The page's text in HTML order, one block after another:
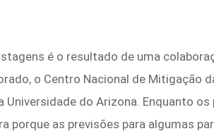
é o resultado de uma
o Centro Nacional de Mitigação
Universidade do Arizona. Enquanto
porque as previsões para algumas